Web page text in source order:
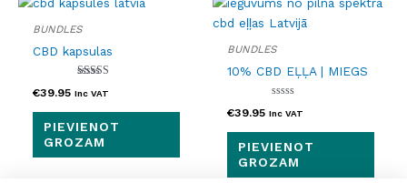
BUNDLES
CBD kapsulas
5.00
€39.95 Inc VAT
PIEVIENOT
GROZAM
BUNDLES
10% CBD EĻĻA | MIEGS
ar
5
€39.95 Inc VAT
PIEVIENOT
GROZAM